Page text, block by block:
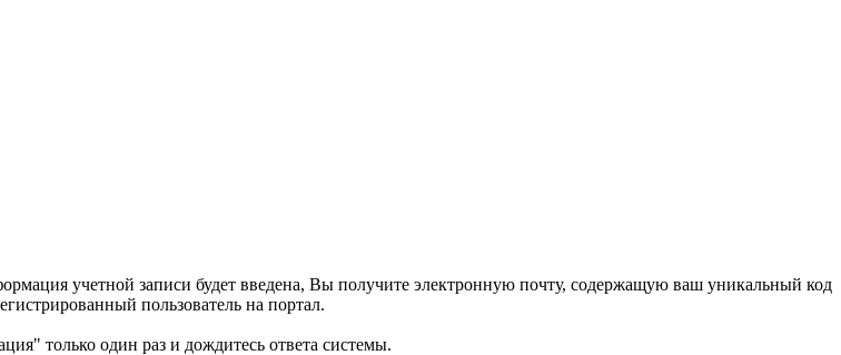
учетной записи будет введена, Вы получите электронную почту, содержащую ваш уникальный код
пользователь на портал.
только один раз и дождитесь ответа системы.